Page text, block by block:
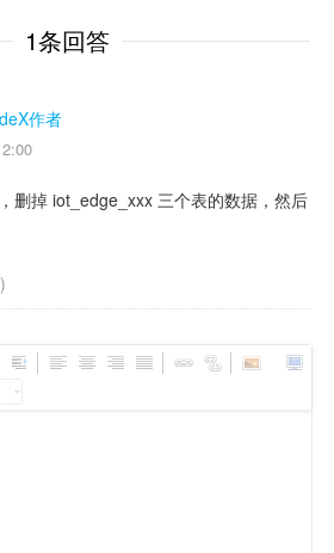
1条回答
作者
删掉 iot_edge_xxx 三个表的数据，然后